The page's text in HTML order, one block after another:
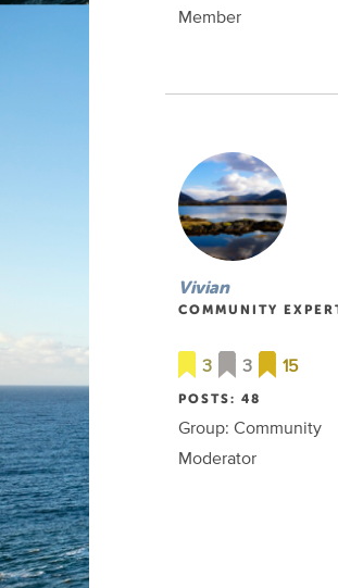
Member
Vivian
COMMUNITY
3 3 15
POSTS: 48
Group: Community
Moderator